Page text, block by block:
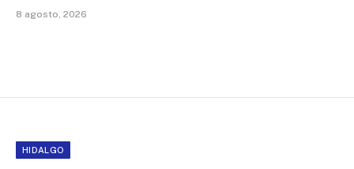
8 agosto, 2026
HIDALGO